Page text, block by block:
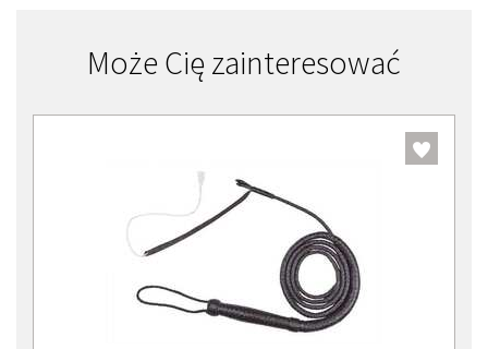
Może Cię zainteresować